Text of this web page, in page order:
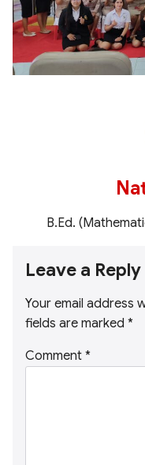
B.Ed.
Leave a Reply
Your email address
fields are marked *
Comment *